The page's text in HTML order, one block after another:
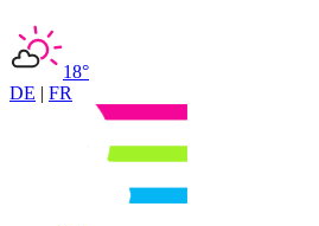
18°
DE | FR